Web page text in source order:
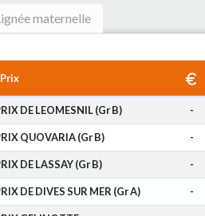
maternelle
Prix
DE LEOMESNIL (Gr B) -
QUOVARIA (Gr B) -
DE LASSAY (Gr B) -
DE DIVES SUR MER (Gr A) -